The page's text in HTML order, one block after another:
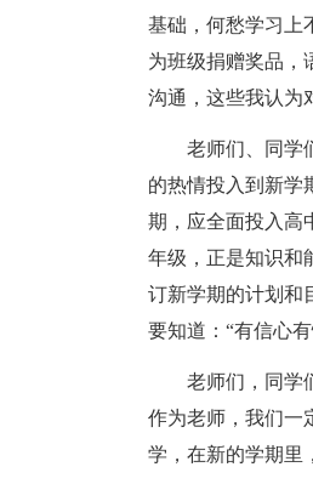
基础，何愁学习上
为班级捐赠奖品，
沟通，这些我认为
老师们、同学
的热情投入到新学
期，应全面投入高
年级，正是知识和
订新学期的计划和
要知道：“有信心
老师们，同学
作为老师，我们一
学，在新的学期里